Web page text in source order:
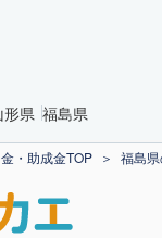
形県 福島県
・助成金TOP 福島